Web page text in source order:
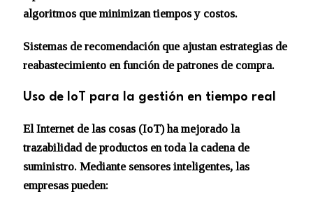
algoritmos que minimizan tiempos y costos.
Sistemas de recomendación que ajustan estrategias de
reabastecimiento en función de patrones de compra.
Uso de IoT para la gestión en tiempo real
El Internet de las cosas (IoT) ha mejorado la
trazabilidad de productos en toda la cadena de
suministro. Mediante sensores inteligentes, las
empresas pueden: